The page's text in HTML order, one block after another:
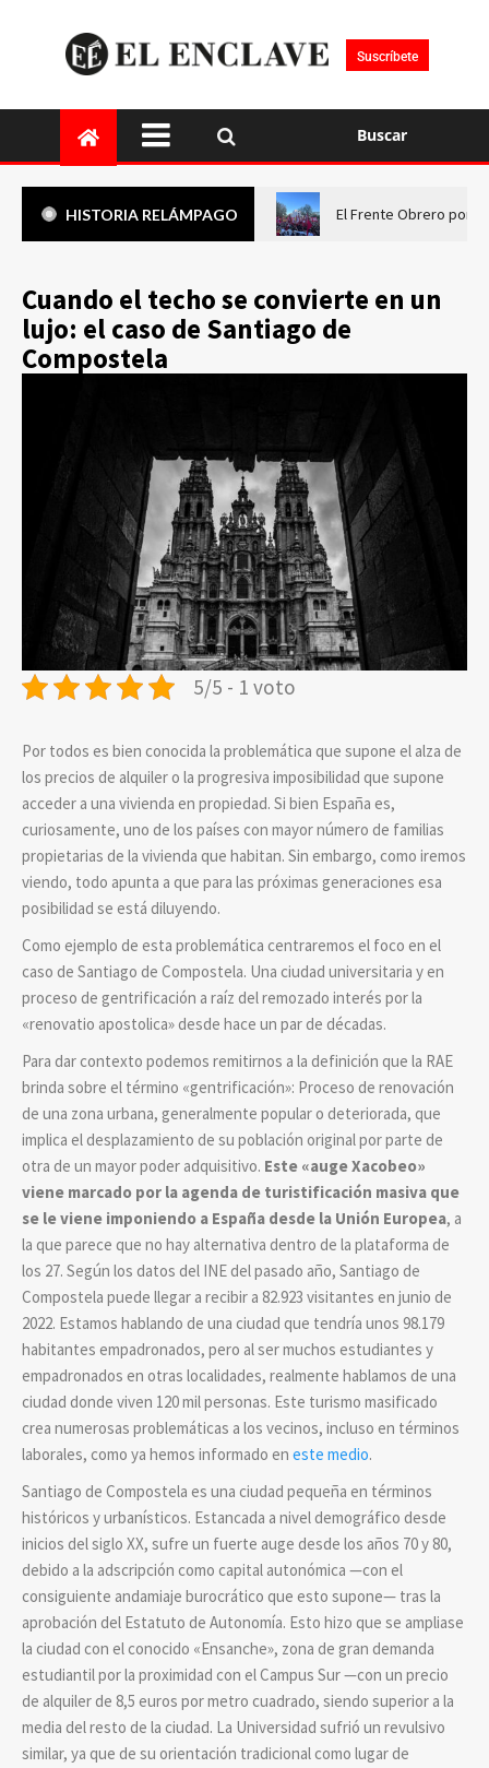
Suscríbete
Buscar
HISTORIA RELÁMPAGO El Frente Obrero pone
Cuando el techo se convierte en un
lujo: el caso de Santiago de
Compostela
5/5 - 1 voto
Por todos es bien conocida la problemática que supone el alza de
los precios de alquiler o la progresiva imposibilidad que supone
acceder a una vivienda en propiedad. Si bien España es,
curiosamente, uno de los países con mayor número de familias
propietarias de la vivienda que habitan. Sin embargo, como iremos
viendo, todo apunta a que para las próximas generaciones esa
posibilidad se está diluyendo.
Como ejemplo de esta problemática centraremos el foco en el
caso de Santiago de Compostela. Una ciudad universitaria y en
proceso de gentrificación a raíz del remozado interés por la
«renovatio apostolica» desde hace un par de décadas.
Para dar contexto podemos remitirnos a la definición que la RAE
brinda sobre el término «gentrificación»: Proceso de renovación
de una zona urbana, generalmente popular o deteriorada, que
implica el desplazamiento de su población original por parte de
otra de un mayor poder adquisitivo. Este «auge Xacobeo»
viene marcado por la agenda de turistificación masiva que
se le viene imponiendo a España desde la Unión Europea, a
la que parece que no hay alternativa dentro de la plataforma de
los 27. Según los datos del INE del pasado año, Santiago de
Compostela puede llegar a recibir a 82.923 visitantes en junio de
2022. Estamos hablando de una ciudad que tendría unos 98.179
habitantes empadronados, pero al ser muchos estudiantes y
empadronados en otras localidades, realmente hablamos de una
ciudad donde viven 120 mil personas. Este turismo masificado
crea numerosas problemáticas a los vecinos, incluso en términos
laborales, como ya hemos informado en este medio.
Santiago de Compostela es una ciudad pequeña en términos
históricos y urbanísticos. Estancada a nivel demográfico desde
inicios del siglo XX, sufre un fuerte auge desde los años 70 y 80,
debido a la adscripción como capital autonómica —con el
consiguiente andamiaje burocrático que esto supone— tras la
aprobación del Estatuto de Autonomía. Esto hizo que se ampliase
la ciudad con el conocido «Ensanche», zona de gran demanda
estudiantil por la proximidad con el Campus Sur —con un precio
de alquiler de 8,5 euros por metro cuadrado, siendo superior a la
media del resto de la ciudad. La Universidad sufrió un revulsivo
similar, ya que de su orientación tradicional como lugar de